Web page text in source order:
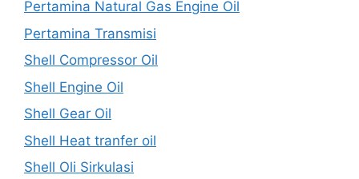
Pertamina Natural Gas Engine Oil
Pertamina Transmisi
Shell Compressor Oil
Shell Engine Oil
Shell Gear Oil
Shell Heat tranfer oil
Shell Oli Sirkulasi